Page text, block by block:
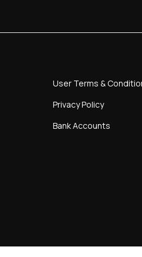
User Terms &
Privacy Policy
Bank Accounts